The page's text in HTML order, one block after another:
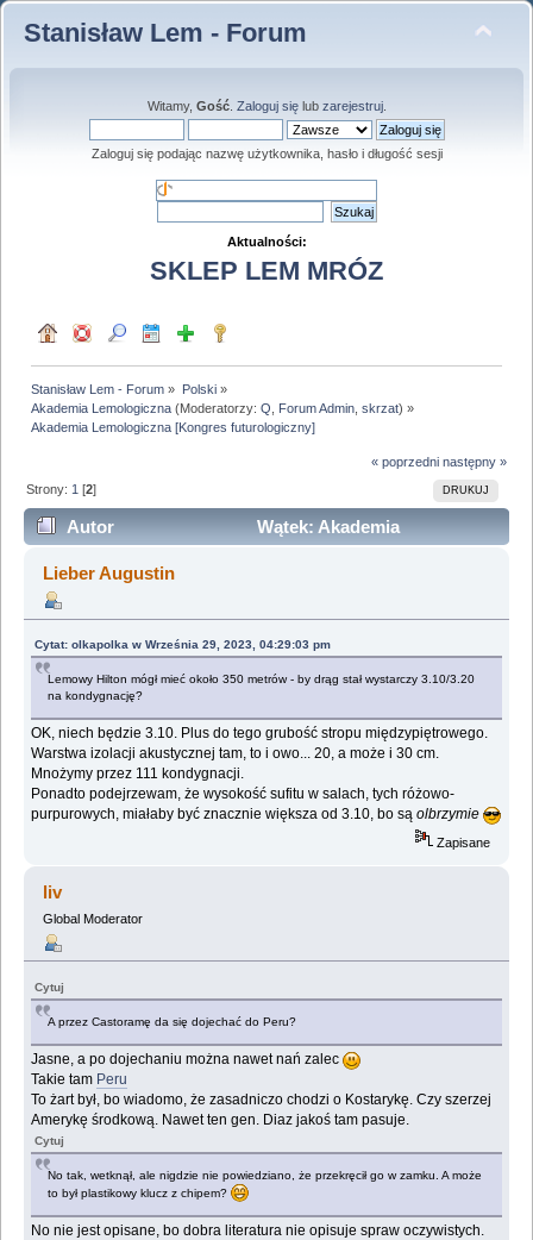
Stanisław Lem - Forum
Witamy, Gość. Zaloguj sięlub zarejestruj.
Zaloguj się podając nazwę użytkownika, hasło i długość sesji
Aktualności:
SKLEP LEM MRÓZ
Stanisław Lem - Forum » Polski»
Akademia Lemologiczna (Moderatorzy:Q Forum Admin ,skrzat) »
Akademia Lemologiczna [Kongres futurologiczny]
« poprzedni następny »
DRUKUJ
Strony: 1 [2]
Autor
Wątek: Akademia
Lemologiczna [Kongres futurologiczny] (Przeczytany
155948 razy)
Lieber Augustin
Cytat: olkapolka w Września 29, 2023, 04:29:03 pm
Lemowy Hilton mógł mieć około 350 metrów - by drąg stał wystarczy 3.10/3.20
na kondygnację?
OK, niech będzie 3.10. Plus do tego grubość stropu międzypiętrowego.
Warstwa izolacji akustycznej tam, to i owo... 20, a może i 30 cm.
Mnożymy przez 111 kondygnacji.
Ponadto podejrzewam, że wysokość sufitu w salach, tych różowo-
purpurowych, miałaby być znacznie większa od 3.10, bo sąolbrzymie
Zapisane
liv
Global Moderator
Cytuj
A przez Castoramę da się dojechać do Peru?
Jasne, a po dojechaniu można nawet nań zalec
Takie tam Peru
To żart był, bo wiadomo, że zasadniczo chodzi o Kostarykę. Czy szerzej
Amerykę środkową. Nawet ten gen. Diaz jakoś tam pasuje.
Cytuj
No tak, wetknął, ale nigdzie nie powiedziano, że przekręcił go w zamku. A może
to był plastikowy klucz z chipem?
No nie jest opisane, bo dobra literatura nie opisuje spraw oczywistych.